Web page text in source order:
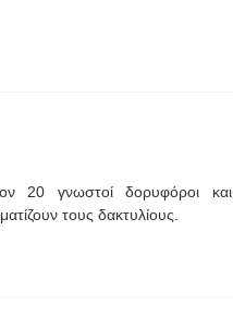
20 γνωστοί δορυφόροι και
τους δακτυλίους.